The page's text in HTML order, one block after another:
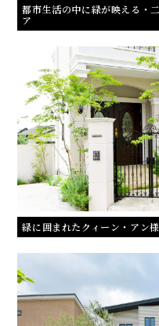
都市生活の中に緑が映える・
ア
緑に囲まれたクィーン・アン